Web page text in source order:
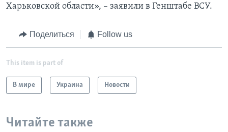
Харьковской области», – заявили в Генштабе ВСУ.
Поделиться Follow us
This item is part of
В мире Украина Новости
Читайте также